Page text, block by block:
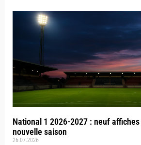
National 1 2026-2027 : neuf
nouvelle saison
26.07.2026